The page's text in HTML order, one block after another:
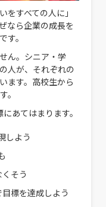
をすべての人に」
なら企業の成長を
す。
ん。シニア・学
人が、それぞれの
ます。高校生から
。
あてはまります。
しよう
そう
標を達成しよう